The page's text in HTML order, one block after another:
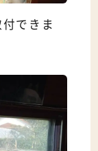
できま